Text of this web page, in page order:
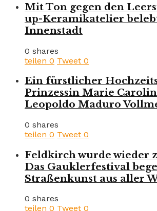
Mit Ton gegen den
up-Keramikatelier
Innenstadt
0 shares
teilen 0 Tweet 0
Ein fürstlicher
Prinzessin Marie
Leopoldo Maduro
0 shares
teilen 0 Tweet 0
Feldkirch wurde wieder
Das Gauklerfestival
Straßenkunst aus aller
0 shares
teilen 0 Tweet 0